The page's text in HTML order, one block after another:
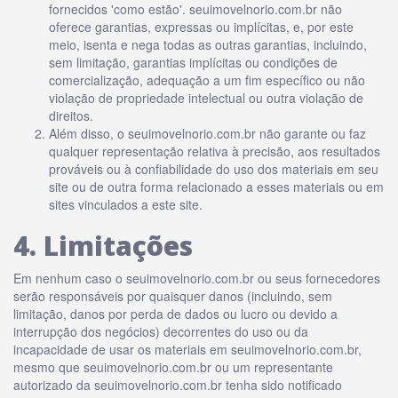
fornecidos 'como estão'. seuimovelnorio.com.br não
oferece garantias, expressas ou implícitas, e, por este
meio, isenta e nega todas as outras garantias, incluindo,
sem limitação, garantias implícitas ou condições de
comercialização, adequação a um fim específico ou não
violação de propriedade intelectual ou outra violação de
direitos.
Além disso, o seuimovelnorio.com.br não garante ou faz
qualquer representação relativa à precisão, aos resultados
prováveis ​​ou à confiabilidade do uso dos materiais em seu
site ou de outra forma relacionado a esses materiais ou em
sites vinculados a este site.
4. Limitações
Em nenhum caso o seuimovelnorio.com.br ou seus fornecedores
serão responsáveis ​​por quaisquer danos (incluindo, sem
limitação, danos por perda de dados ou lucro ou devido a
interrupção dos negócios) decorrentes do uso ou da
incapacidade de usar os materiais em seuimovelnorio.com.br,
mesmo que seuimovelnorio.com.br ou um representante
autorizado da seuimovelnorio.com.br tenha sido notificado